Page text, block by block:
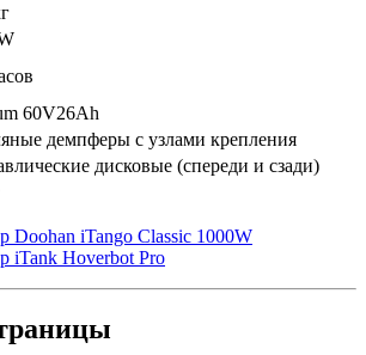
60V26Ah
демпферы с узлами крепления
дисковые (спереди и сзади)
Doohan iTango Classic 1000W
iTank Hoverbot Pro